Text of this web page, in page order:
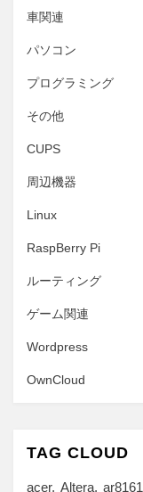
車関連
パソコン
プログラミング
その他
CUPS
周辺機器
Linux
RaspBerry Pi
ルーティング
ゲーム関連
Wordpress
OwnCloud
TAG CLOUD
acer Altera ar8161